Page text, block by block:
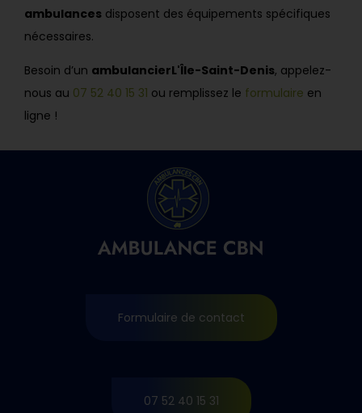
ambulances disposent des équipements spécifiques
nécessaires.
Besoin d’un ambulancierL'Île-Saint-Denis, appelez-
nous au 07 52 40 15 31 ou remplissez le formulaire en
ligne !
Formulaire de contact
07 52 40 15 31